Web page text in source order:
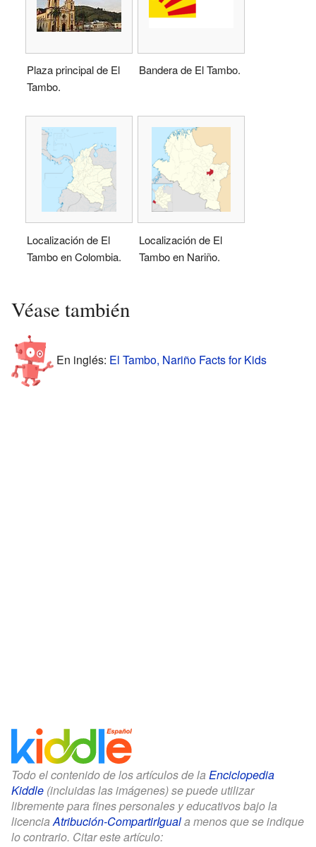
Plaza principal de El
Tambo.
Bandera de El Tambo.
Localización de El
Tambo en Colombia.
Localización de El
Tambo en Nariño.
Véase también
En inglés: El Tambo, Nariño Facts for Kids
Todo el contenido de los artículos de la Enciclopedia
Kiddle (incluidas las imágenes) se puede utilizar
libremente para fines personales y educativos bajo la
licenciaAtribución-CompartirIguala menos que se indique
lo contrario. Citar este artículo: